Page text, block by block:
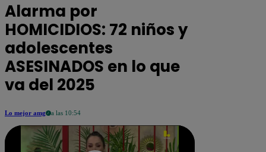
Alarma por
HOMICIDIOS: 72 niños y
adolescentes
ASESINADOS en lo que
va del 2025
Lo mejor amg a las 10:54